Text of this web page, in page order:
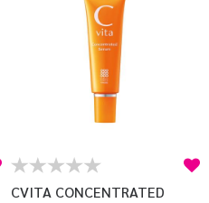
CVITA CONCENTRATED